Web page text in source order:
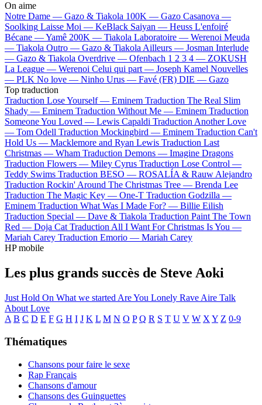
On aime
Notre Dame — Gazo & Tiakola 100K — Gazo Casanova —
Soolking Laisse Moi — KeBlack Saiyan — Heuss L'enfoiré
Bécane —Yamê 200K — Tiakola Laboratoire — Werenoi Meuda
— Tiakola Outro — Gazo & TiakolaAilleurs — Josman Interlude
— Gazo & Tiakola Overdrive — Ofenbach 1 2 3 4 — ZOKUSH
La League — Werenoi Celui qui part — Joseph Kamel Nouvelles
— PLK No love — Ninho Urus — Favé (FR) DIE — Gazo
Top traduction
Traduction Lose Yourself — Eminem Traduction The Real Slim
Shady — Eminem Traduction Without Me — Eminem Traduction
Someone You Loved — Lewis Capaldi Traduction Another Love
— Tom Odell Traduction Mockingbird — Eminem Traduction Can't
Hold Us — Macklemore and Ryan Lewis Traduction Last
Christmas — Wham Traduction Demons — Imagine Dragons
Traduction Flowers — Miley Cyrus Traduction Lose Control —
Teddy Swims Traduction BESO — ROSALÍA & Rauw Alejandro
Traduction Rockin' Around The Christmas Tree — Brenda Lee
Traduction The Magic Key — One-T Traduction Godzilla —
Eminem Traduction What Was I Made For? — Billie Eilish
Traduction Special — Dave & Tiakola Traduction Paint The Town
Red — Doja Cat Traduction All I Want For Christmas Is You —
Mariah Carey Traduction Emorio — Mariah Carey
HP mobile
Les plus grands succès de Steve Aoki
Just Hold On What we started Are You Lonely Rave Aire Talk
About Love
A B C D E F G H I J K L M N O P Q R S T U V W X Y Z 0-9
Thématiques
Chansons pour faire le sexe
Rap Français
Chansons d'amour
Chansons des Guinguettes